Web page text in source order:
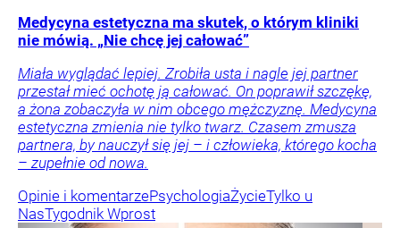
Medycyna estetyczna ma skutek, o którym kliniki
nie mówią. „Nie chcę jej całować”
Miała wyglądać lepiej. Zrobiła usta i nagle jej partner
przestał mieć ochotę ją całować. On poprawił szczękę,
a żona zobaczyła w nim obcego mężczyznę. Medycyna
estetyczna zmienia nie tylko twarz. Czasem zmusza
partnera, by nauczył się jej – i człowieka, którego kocha
– zupełnie od nowa.
Opinie i komentarzePsychologiaŻycieTylko u
NasTygodnik Wprost